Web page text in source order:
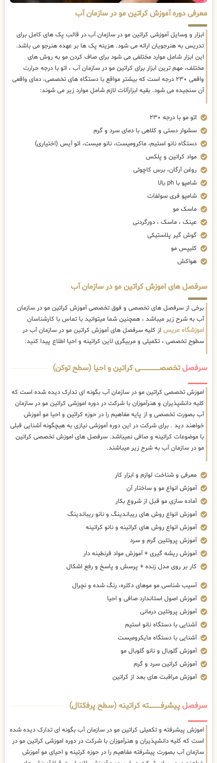
معرفی دوره آموزش کراتین مو در سازمان آب
ابزار و وسایل آموزشی کراتین مو در سازمان آب در قالب پک های کامل برای
تدریس به هنرجویان ارائه می شود. هزینه پک ها بر عهده هنرجو می باشد.
این ابزار شامل موارد مختلفی می شود برای صاف کردن مو به روش های
مختلف، مهم ترین ابزار برای کراتین مو در سازمان آب ، اتو با درجه حرارت
واقعی ۲۳۰ درجه است که بیشتر مواقع با دستگاه های تخصصی، دمای واقعی
آن سنجیده می شود. بقیه ابزارآلات لازم شامل موارد زیر می شوند:
اتو مو با درجه ۲۳۰
سشوار دستی و کلاهی با دمای سرد و گرم
دستگاه نانو استیم، ماکرومیست، نانو میست، اتو آیس (اختیاری)
مواد کراتین و پلکس
روغن آرگان، برس کاچوئی
شامپو با ph بالا
شامپو فری سولفات
ماسک مو
عینک ، ماسک ، دورگردنی
گوش گیر پلاستیکی
کلیپس مو
هواکش
سرفصل های اموزش کراتین مو در سازمان آب
برخی از سرفصل های تخصصی و فوق تخصصی آموزش کراتین مو در سازمان
آب به شرح زیر میباشد ، همچنین شما میتوانید با تماس با کارشناسان
اموزشگاه عریس از کلیه سرفصل های آموزش کراتین مو در سازمان آب در
سطوح تخصصی ، تکمیلی و مربیگری لاین کراتینه و احیا اطلاع پیدا کنید:
سرفصلتخصصــــــــــــــــــــی کراتین و احیا (سطح توکن)
اموزش تخصصی کراتین مو در سازمان آب بگونه ای تدارک دیده شده است که
کلیه دانشپذیران و هنرآموزان با شرکت در دوره اموزشی کراتین مو در سازمان
آب بصورت تخصصی و از پایه مفاهیم را در حوزه کراتین و احیا مو آموزش
خواهند دید . برای شرکت در این دوره آموزشی نیازی به هیچگونه آشنایی قبلی
با موضوعات کراتینه و صافی نمیباشد. سرفصل های اموزش تخصصی کراتین
مو در سازمان آب به شرح زیر میباشند.
معرفی و شناخت لوازم و ابزار کار
آموزش انواع مو و ساختار آن
آماده سازی مو قبل از شروع بکار
آموزش انواع روش های ریباندینگ و نانو ریباندینگ
آموزش انواع روش های کراتینه و نانو کراتینه
آموزش پروتئین گرم و سرد
آموزش ریشه گیری + آموزش مواد قرنطینه دار
کار بر روی مدل زنده + پرسش و پاسخ و رفع اشکال
آسیب شناسی مو موهای دکلره، رنگ شده و نچرال
آموزش اصول استاندارد صافی و احیا
آموزش پروتئین درمانی
آشنایی با دستگاه نانو استیم
آشنایی با دستگاه مایکرومیست
آموزش گلوبال و نانو گلوبال مو
آموزش کراتین سرد و گرم
آموزش مراقبت های بعد از کراتین
سرفصلپیشرفــــــــــــته کراتینه (سطح پرفکتال)
اموزش پیشرفته و تکمیلی کراتین مو در سازمان آب بگونه ای تدارک دیده شده
است که کلیه دانشپذیران و هنرآموزان با شرکت در دوره اموزشی کراتین مو در
سازمان آب بصورت پیشرفته مفاهیم را در حوزه کرتینه و احیای مو آموزش